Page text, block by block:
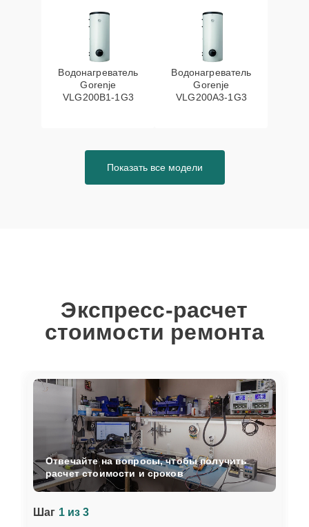
Водонагреватель
Gorenje
VLG200B1-1G3
Водонагреватель
Gorenje
VLG200A3-1G3
Показать все модели
Экспресс-расчет
стоимости ремонта
Шаг 1 из 3
Отвечайте на вопросы, чтобы получить
расчет стоимости и сроков